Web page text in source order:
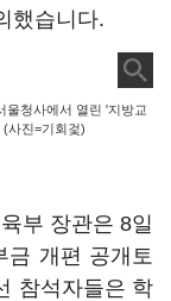
했습니다.
울청사에서 열린 '지방교
사진=기회겇)
부 장관은 8일
금 개편 공개토
참석자들은 학